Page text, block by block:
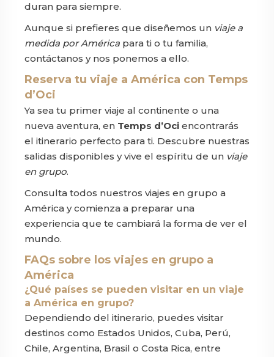
duran para siempre.
Aunque si prefieres que diseñemos un viaje a
medida por América para ti o tu familia,
contáctanos y nos ponemos a ello.
Reserva tu viaje a América con Temps
d’Oci
Ya sea tu primer viaje al continente o una
nueva aventura, en Temps d’Oci encontrarás
el itinerario perfecto para ti. Descubre nuestras
salidas disponibles y vive el espíritu de un viaje
en grupo.
Consulta todos nuestros viajes en grupo a
América y comienza a preparar una
experiencia que te cambiará la forma de ver el
mundo.
FAQs sobre los viajes en grupo a
América
¿Qué países se pueden visitar en un viaje
a América en grupo?
Dependiendo del itinerario, puedes visitar
destinos como Estados Unidos, Cuba, Perú,
Chile, Argentina, Brasil o Costa Rica, entre